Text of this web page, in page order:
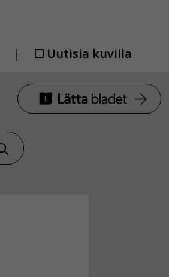
Uutisia kuvilla